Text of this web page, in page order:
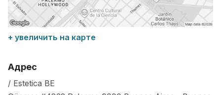
+ увеличить на карте
Адрес
/ Estetica BE